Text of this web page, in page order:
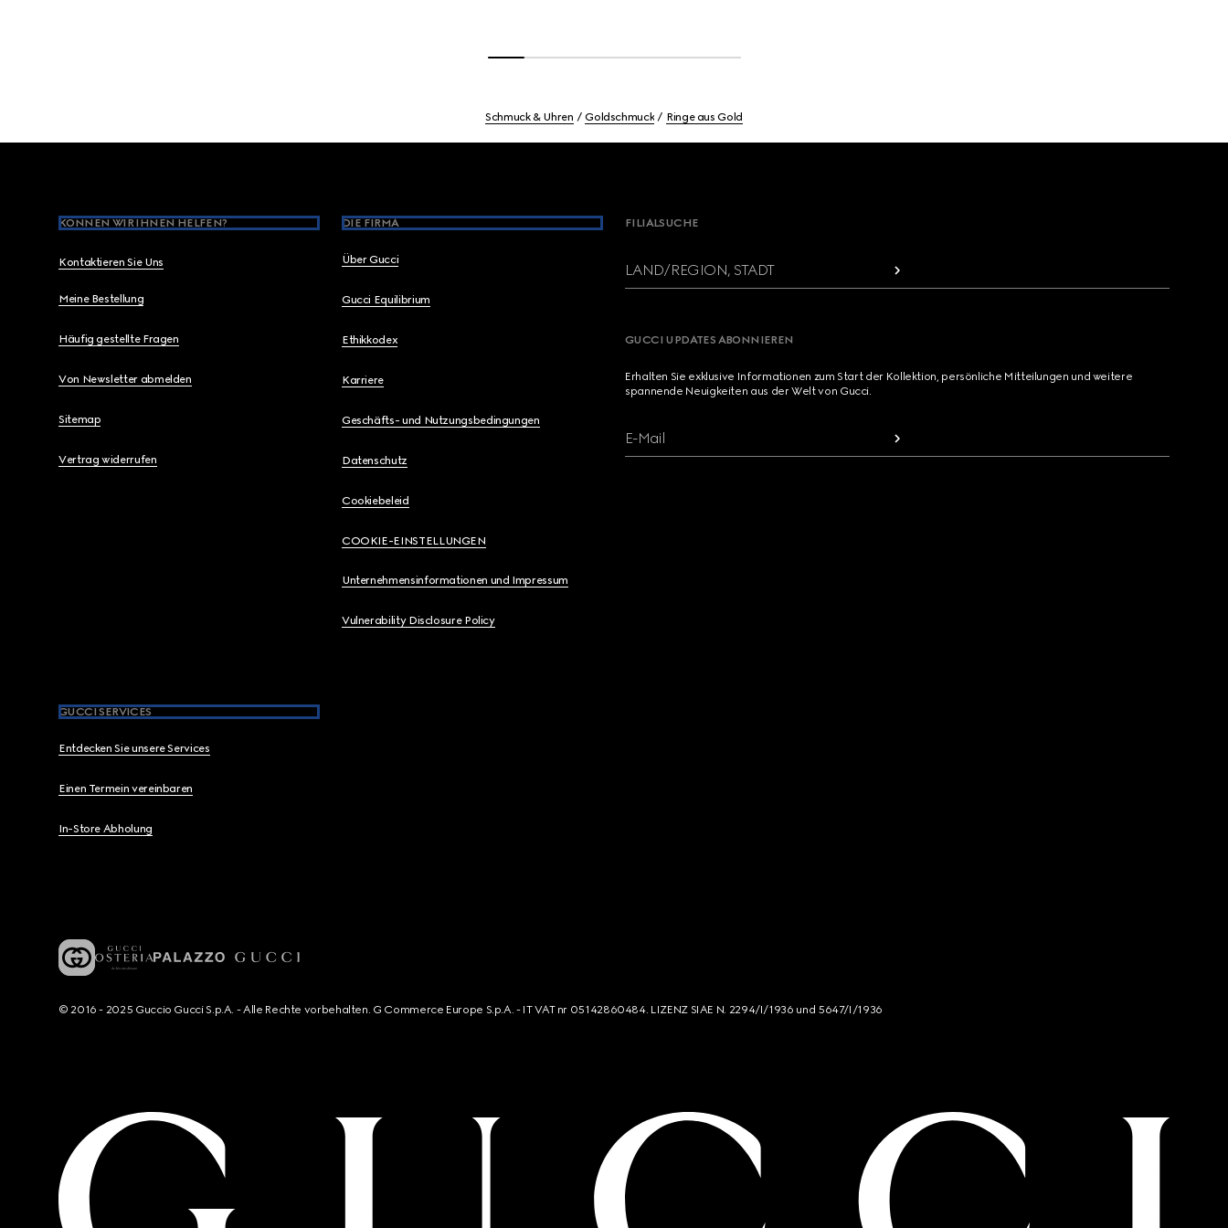
Schmuck & Uhren Goldschmuck Ringe aus Gold
KÖNNEN WIR IHNEN HELFEN?
Kontaktieren Sie Uns
Meine Bestellung
Häufig gestellte Fragen
Von Newsletter abmelden
Sitemap
Vertrag widerrufen
DIE FIRMA
Über Gucci
Gucci Equilibrium
Ethikkodex
Karriere
Geschäfts- und Nutzungsbedingungen
Datenschutz
Cookiebeleid
COOKIE-EINSTELLUNGEN
Unternehmensinformationen und Impressum
Vulnerability Disclosure Policy
GUCCI SERVICES
Entdecken Sie unsere Services
Einen Termein vereinbaren
In-Store Abholung
FILIALSUCHE
LAND/REGION, STADT
GUCCI UPDATES ABONNIEREN
Erhalten Sie exklusive Informationen zum Start der Kollektion, persönliche Mitteilungen und weitere
spannende Neuigkeiten aus der Welt von Gucci.
E-Mail
© 2016 - 2025 Guccio Gucci S.p.A. - Alle Rechte vorbehalten. G Commerce Europe S.p.A. - IT VAT nr 05142860484. LIZENZ SIAE N. 2294/I/1936 und 5647/I/1936